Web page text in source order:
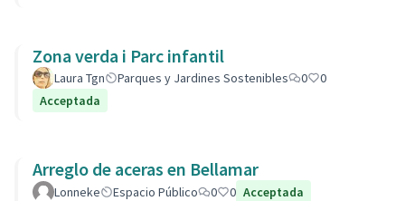
Zona verda i Parc infantil
Laura Tgn Parques y Jardines Sostenibles 0
0
Acceptada
Arreglo de aceras en Bellamar
Lonneke Espacio Público 0 0 Acceptada